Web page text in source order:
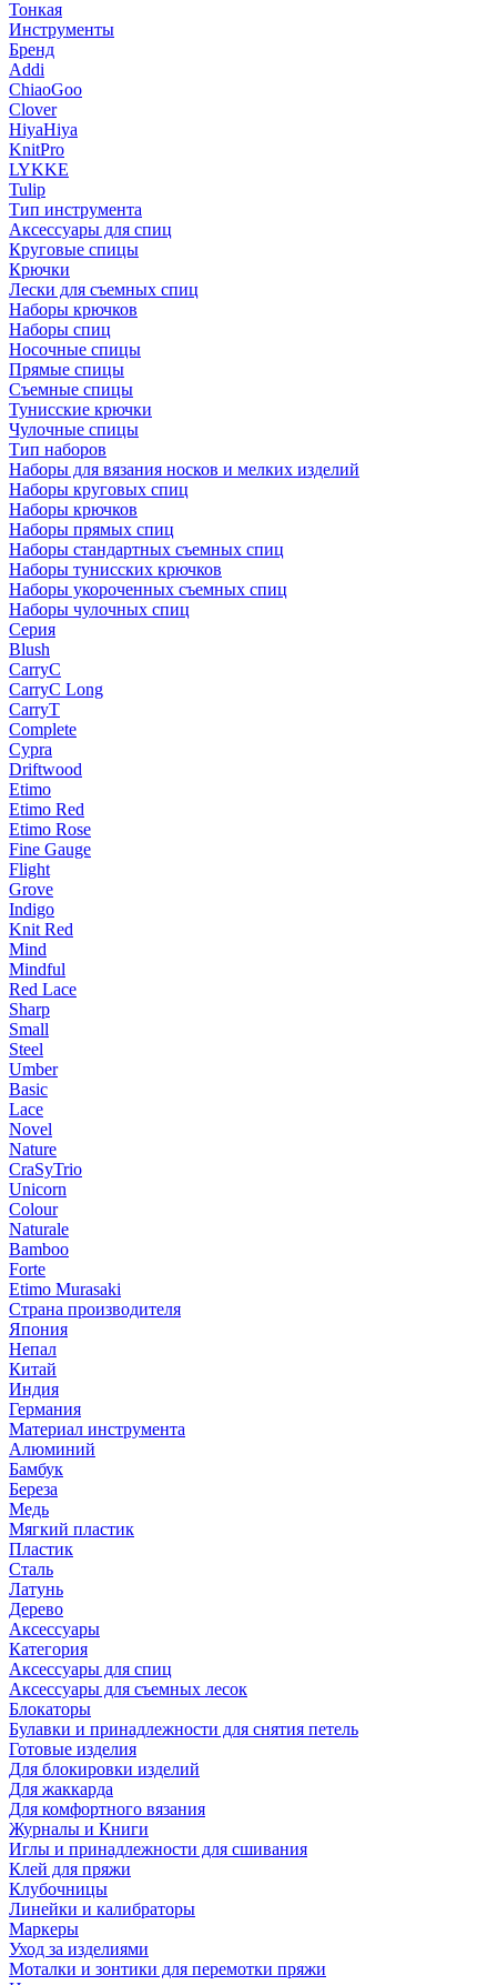
Тонкая
Инструменты
Бренд
Addi
ChiaoGoo
Clover
HiyaHiya
KnitPro
LYKKE
Tulip
Тип инструмента
Аксессуары для спиц
Круговые спицы
Крючки
Лески для съемных спиц
Наборы крючков
Наборы спиц
Носочные спицы
Прямые спицы
Съемные спицы
Тунисские крючки
Чулочные спицы
Тип наборов
Наборы для вязания носков и мелких изделий
Наборы круговых спиц
Наборы крючков
Наборы прямых спиц
Наборы стандартных съемных спиц
Наборы тунисских крючков
Наборы укороченных съемных спиц
Наборы чулочных спиц
Серия
Blush
CarryC
CarryC Long
CarryT
Complete
Cypra
Driftwood
Etimo
Etimo Red
Etimo Rose
Fine Gauge
Flight
Grove
Indigo
Knit Red
Mind
Mindful
Red Lace
Sharp
Small
Steel
Umber
Basic
Lace
Novel
Nature
CraSyTrio
Unicorn
Colour
Naturale
Bamboo
Forte
Etimo Murasaki
Страна производителя
Япония
Непал
Китай
Индия
Германия
Материал инструмента
Алюминий
Бамбук
Береза
Медь
Мягкий пластик
Пластик
Сталь
Латунь
Дерево
Аксессуары
Категория
Аксессуары для спиц
Аксессуары для съемных лесок
Блокаторы
Булавки и принадлежности для снятия петель
Готовые изделия
Для блокировки изделий
Для жаккарда
Для комфортного вязания
Журналы и Книги
Иглы и принадлежности для сшивания
Клей для пряжи
Клубочницы
Линейки и калибраторы
Маркеры
Уход за изделиями
Моталки и зонтики для перемотки пряжи